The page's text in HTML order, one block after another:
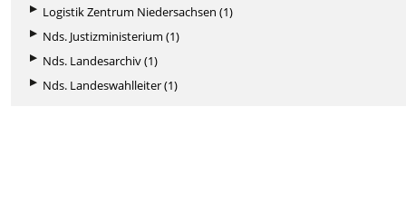
Logistik Zentrum Niedersachsen (1)
Nds. Justizministerium (1)
Nds. Landesarchiv (1)
Nds. Landeswahlleiter (1)